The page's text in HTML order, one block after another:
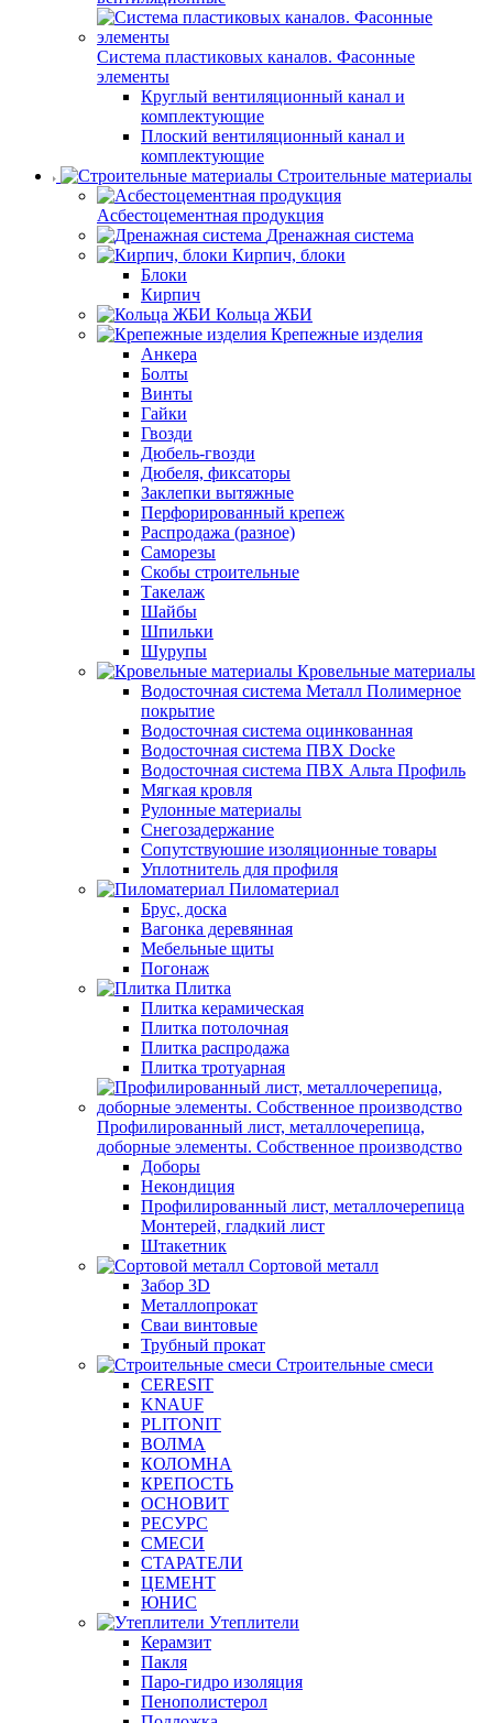
Система пластиковых каналов. Фасонные
элементы
Круглый вентиляционный канал и
комплектующие
Плоский вентиляционный канал и
комплектующие
Строительные материалы
Асбестоцементная продукция
Дренажная система
Кирпич, блоки
Блоки
Кирпич
Кольца ЖБИ
Крепежные изделия
Анкера
Болты
Винты
Гайки
Гвозди
Дюбель-гвозди
Дюбеля, фиксаторы
Заклепки вытяжные
Перфорированный крепеж
Распродажа (разное)
Саморезы
Скобы строительные
Такелаж
Шайбы
Шпильки
Шурупы
Кровельные материалы
Водосточная система Металл Полимерное
покрытие
Водосточная система оцинкованная
Водосточная система ПВХ Docke
Водосточная система ПВХ Альта Профиль
Мягкая кровля
Рулонные материалы
Снегозадержание
Сопутствуюшие изоляционные товары
Уплотнитель для профиля
Пиломатериал
Брус, доска
Вагонка деревянная
Мебельные щиты
Погонаж
Плитка
Плитка керамическая
Плитка потолочная
Плитка распродажа
Плитка тротуарная
Профилированный лист, металлочерепица,
доборные элементы. Собственное производство
Доборы
Некондиция
Профилированный лист, металлочерепица
Монтерей, гладкий лист
Штакетник
Сортовой металл
Забор 3D
Металлопрокат
Сваи винтовые
Трубный прокат
Строительные смеси
CERESIT
KNAUF
PLITONIT
ВОЛМА
КОЛОМНА
КРЕПОСТЬ
ОСНОВИТ
РЕСУРС
СМЕСИ
СТАРАТЕЛИ
ЦЕМЕНТ
ЮНИС
Утеплители
Керамзит
Пакля
Паро-гидро изоляция
Пенополистерол